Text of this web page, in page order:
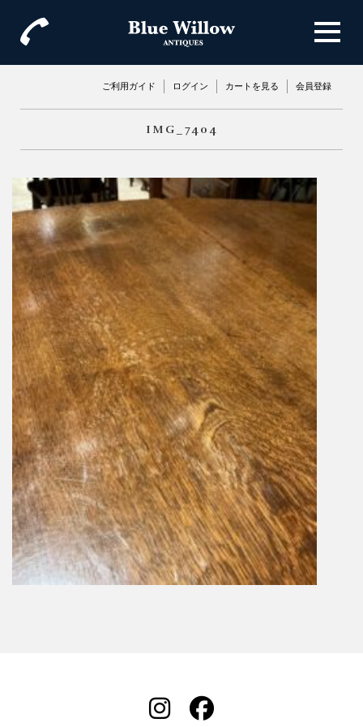
ご利用ガイド ログイン カートを見る 会員登録
IMG_7404